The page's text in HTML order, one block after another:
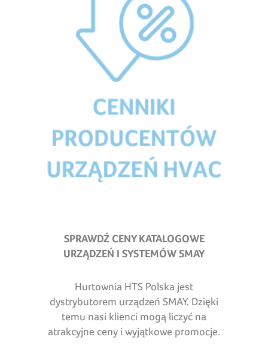
SPRAWDŹ CENY KATALOGOWE
URZĄDZEŃ I SYSTEMÓW SMAY
Hurtownia HTS Polska jest
dystrybutorem urządzeń SMAY. Dzięki
temu nasi klienci mogą liczyć na
atrakcyjne ceny i wyjątkowe promocje.